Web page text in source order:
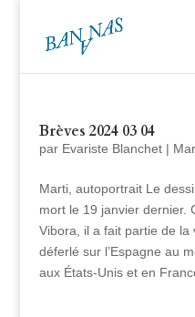
Brèves 2024 03 04
par Evariste Blanchet|
Marti, autoportrait Le
mort le 19 janvier dernier.
Vibora, il a fait partie de
déferlé sur l’Espagne au
aux États-Unis et en